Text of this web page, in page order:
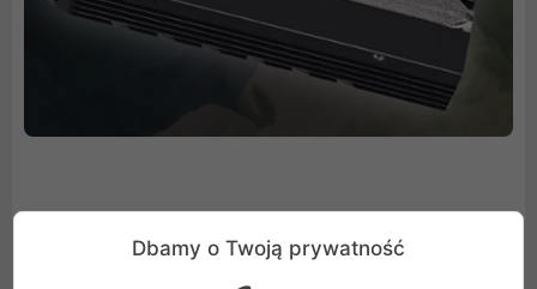
Dbamy o Twoją prywatność